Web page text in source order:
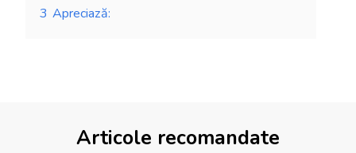
3 Apreciază:
Articole recomandate